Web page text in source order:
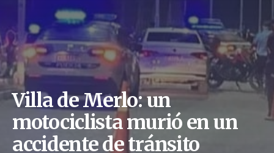
Villa de Merlo: un
motociclista murió en un
accidente de tránsito